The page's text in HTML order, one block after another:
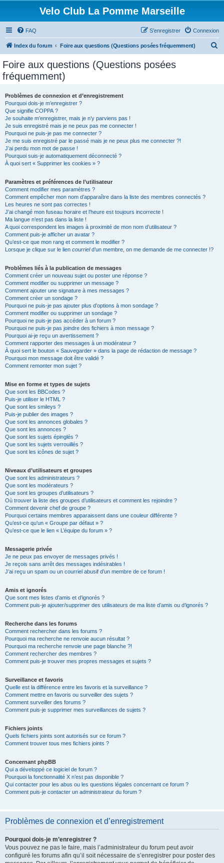
Velo Club La Pomme Marseille
FAQ Connexion
S’enregistrer
Index du forum Foire aux questions (Questions posées fréquemment)
Foire aux questions (Questions posées
fréquemment)
Problèmes de connexion et d’enregistrement
Pourquoi dois-je m’enregistrer ?
Que signifie COPPA ?
Je souhaite m’enregistrer, mais je n’y parviens pas !
Je suis enregistré mais je ne peux pas me connecter !
Pourquoi ne puis-je pas me connecter ?
Je me suis enregistré par le passé mais je ne peux plus me connecter ?!
J’ai perdu mon mot de passe !
Pourquoi suis-je automatiquement déconnecté ?
À quoi sert « Supprimer les cookies » ?
Paramètres et préférences de l’utilisateur
Comment modifier mes paramètres ?
Comment empêcher mon nom d’apparaître dans la liste des membres connectés ?
Les heures ne sont pas correctes !
J’ai changé mon fuseau horaire et l’heure est toujours incorrecte !
Ma langue n’est pas dans la liste !
A quoi correspondent les images à proximité de mon nom d’utilisateur ?
Comment puis-je afficher un avatar ?
Qu’est-ce que mon rang et comment le modifier ?
Lorsque je clique sur le lien courrield’un membre, on me demande de me connecter !?
Problèmes liés à la publication de messages
Comment créer un nouveau sujet ou poster une réponse ?
Comment modifier ou supprimer un message ?
Comment ajouter une signature à mes messages ?
Comment créer un sondage ?
Pourquoi ne puis-je pas ajouter plus d’options à mon sondage ?
Comment modifier ou supprimer un sondage ?
Pourquoi ne puis-je pas accéder à un forum ?
Pourquoi ne puis-je pas joindre des fichiers à mon message ?
Pourquoi ai-je reçu un avertissement ?
Comment rapporter des messages à un modérateur ?
À quoi sert le bouton « Sauvegarder » dans la page de rédaction de message ?
Pourquoi mon message doit être validé ?
Comment remonter mon sujet ?
Mise en forme et types de sujets
Que sont les BBCodes ?
Puis-je utiliser le HTML ?
Que sont les smileys ?
Puis-je publier des images ?
Que sont les annonces globales ?
Que sont les annonces ?
Que sont les sujets épinglés ?
Que sont les sujets verrouillés ?
Que sont les icônes de sujet ?
Niveaux d’utilisateurs et groupes
Que sont les administrateurs ?
Que sont les modérateurs ?
Que sont les groupes d’utilisateurs ?
Où trouver la liste des groupes d’utilisateurs et comment les rejoindre ?
Comment devenir chef de groupe ?
Pourquoi certains membres apparaissent dans une couleur différente ?
Qu’est-ce qu’un « Groupe par défaut » ?
Qu’est-ce que le lien « L’équipe du forum » ?
Messagerie privée
Je ne peux pas envoyer de messages privés !
Je reçois sans arrêt des messages indésirables !
J’ai reçu un spam ou un courriel abusif d’un membre de ce forum !
Amis et ignorés
Que sont mes listes d’amis et d’ignorés ?
Comment puis-je ajouter/supprimer des utilisateurs de ma liste d’amis ou d’ignorés ?
Recherche dans les forums
Comment rechercher dans les forums ?
Pourquoi ma recherche ne renvoie aucun résultat ?
Pourquoi ma recherche renvoie une page blanche ?!
Comment rechercher des membres ?
Comment puis-je trouver mes propres messages et sujets ?
Surveillance et favoris
Quelle est la différence entre les favoris et la surveillance ?
Comment mettre en favoris ou surveiller des sujets ?
Comment surveiller des forums ?
Comment puis-je supprimer mes surveillances de sujets ?
Fichiers joints
Quels fichiers joints sont autorisés sur ce forum ?
Comment trouver tous mes fichiers joints ?
Concernant phpBB
Qui a développé ce logiciel de forum ?
Pourquoi la fonctionnalité X n’est pas disponible ?
Qui contacter pour les abus ou les questions légales concernant ce forum ?
Comment puis-je contacter un administrateur du forum ?
Problèmes de connexion et d’enregistrement
Pourquoi dois-je m’enregistrer ?
Vous pouvez ne pas le faire, mais l’administrateur du forum peut avoir
configuré les forums afin qu’il soit nécessaire de s’enregistrer pour poster des